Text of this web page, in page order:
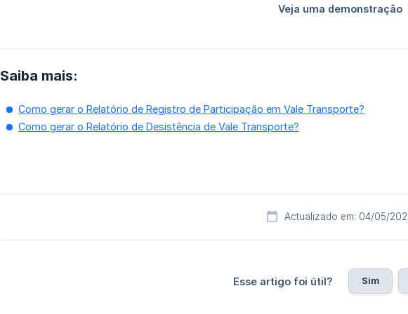
Saiba mais:
Como gerar o Relatório de Registro de Participação em Vale Transporte?
Como gerar o Relatório de Desistência de Vale Transporte?
Actualizado em: 04/05/
Esse artigo foi útil? Sim